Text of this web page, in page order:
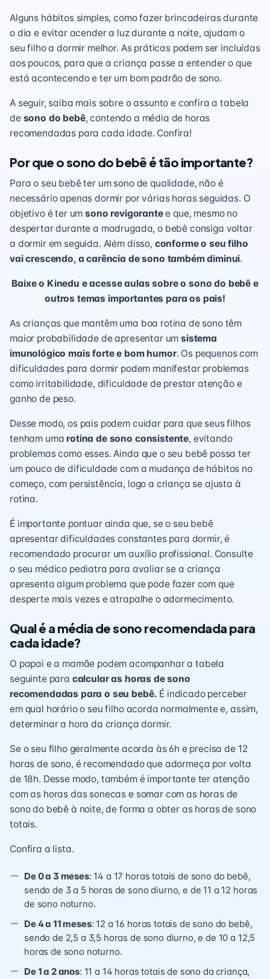
Alguns hábitos simples, como fazer brincadeiras durante
o dia e evitar acender a luz durante a noite, ajudam o
seu filho a dormir melhor. As práticas podem ser incluídas
aos poucos, para que a criança passe a entender o que
está acontecendo e ter um bom padrão de sono.
A seguir, saiba mais sobre o assunto e confira a tabela
de sono do bebê, contendo a média de horas
recomendadas para cada idade. Confira!
Por que o sono do bebê é tão importante?
Para o seu bebê ter um sono de qualidade, não é
necessário apenasdormir por várias horas seguidas. O
objetivo é ter umsono revigorantee que, mesmo no
despertar durante a madrugada, o bebê consiga voltar
a dormir em seguida. Além disso, conforme o seu filho
vai crescendo, a carência de sono também diminui.
Baixe o Kinedu e acesse aulas sobre o sono do bebê e
outros temas importantes para os pais!
As crianças que mantêm uma boa rotina de sono têm
maior probabilidade de apresentar umsistema
imunológico mais forte e bom humor. Os pequenos com
dificuldades para dormir podem manifestar problemas
como irritabilidade, dificuldade de prestar atenção e
ganho de peso.
Desse modo, os pais podem cuidar para que seus filhos
tenham uma rotina de sono consistente, evitando
problemas como esses. Ainda que o seu bebê possa ter
um pouco de dificuldade com a mudança de hábitos no
começo, com persistência, logo a criança se ajusta à
rotina.
É importante pontuar ainda que, se o seu bebê
apresentar dificuldades constantes para dormir, é
recomendado procurar um auxílio profissional. Consulte
o seu médico pediatra para avaliar se a criança
apresenta algum problema que pode fazer com que
desperte mais vezes e atrapalhe o adormecimento.
Qual é a média de sono recomendada para
cada idade?
O papai e a mamãe podem acompanhar a tabela
seguinte para calcular as horas de sono
recomendadas para o seu bebê. É indicado perceber
em qual horário o seu filho acorda normalmente e, assim,
determinar a hora da criança dormir.
Se o seu filho geralmente acorda às 6h e precisa de 12
horas de sono, é recomendado que adormeça por volta
de 18h. Desse modo, também é importante ter atenção
com as horas das sonecas e somar com as horas de
sono do bebê à noite, de forma a obter as horas de sono
totais.
Confira a lista.
De 0 a 3 meses: 14 a 17 horas totais de sono do bebê,
sendo de 3 a 5 horas de sono diurno, e de 11 a 12 horas
de sono noturno.
De 4 a 11 meses: 12 a 16 horas totais de sono do bebê,
sendo de 2,5 a 3,5 horas de sono diurno, e de 10 a 12,5
horas de sono noturno.
De 1 a 2 anos: 11 a 14 horas totais de sono da criança,